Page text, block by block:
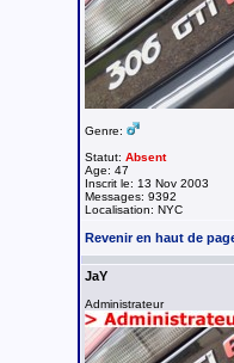
Genre:
Statut: Absent
Age: 47
Inscrit le: 13 Nov 2003
Messages: 9392
Localisation: NYC
Revenir en haut de
JaY
Administrateur